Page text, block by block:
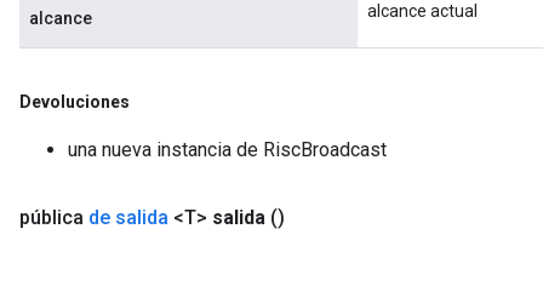
alcance alcance actual
Devoluciones
una nueva instancia de RiscBroadcast
pública de salida <T> salida ()